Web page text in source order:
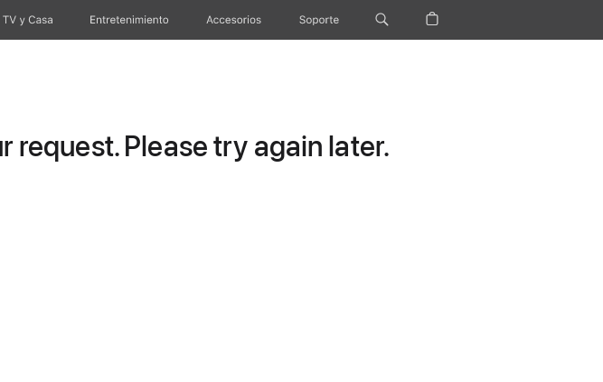
TV & Casa Entretenimiento Accesorios Soporte
request. Please try again later.